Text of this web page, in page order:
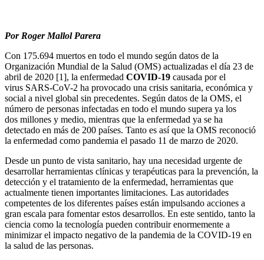
Por Roger Mallol Parera
Con 175.694 muertos en todo el mundo según datos de la
Organización Mundial de la Salud (OMS) actualizadas el día 23 de
abril de 2020 [1], la enfermedad COVID-19 causada por el
virus SARS-CoV-2 ha provocado una crisis sanitaria, económica y
social a nivel global sin precedentes. Según datos de la OMS, el
número de personas infectadas en todo el mundo supera ya los
dos millones y medio, mientras que la enfermedad ya se ha
detectado en más de 200 países. Tanto es así que la OMS reconoció
la enfermedad como pandemia el pasado 11 de marzo de 2020.
Desde un punto de vista sanitario, hay una necesidad urgente de
desarrollar herramientas clínicas y terapéuticas para la prevención, la
detección y el tratamiento de la enfermedad, herramientas que
actualmente tienen importantes limitaciones. Las autoridades
competentes de los diferentes países están impulsando acciones a
gran escala para fomentar estos desarrollos. En este sentido, tanto la
ciencia como la tecnología pueden contribuir enormemente a
minimizar el impacto negativo de la pandemia de la COVID-19 en
la salud de las personas.